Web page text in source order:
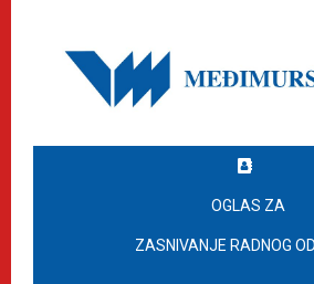
OGLAS ZA
ZASNIVANJE RADNOG